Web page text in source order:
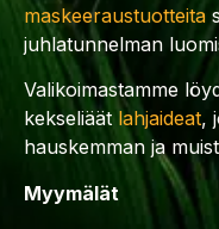
maskeeraustuotteita
juhlatunnelman
Valikoimastamme
kekseliäät lahjaideat,
hauskemman ja
Myymälät